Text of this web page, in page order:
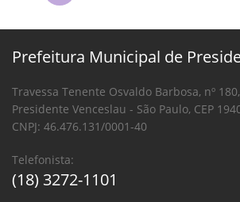
Prefeitura Municipal de
Travessa Tenente Osvaldo Barbosa, nº
Presidente Venceslau - São Paulo, CEP
CNPJ: 46.476.131/0001-40
Telefonista:
(18) 3272-1101